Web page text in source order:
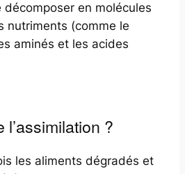
en molécules
nutriments (comme le
aminés et les acides
l’assimilation ?
les aliments dégradés et